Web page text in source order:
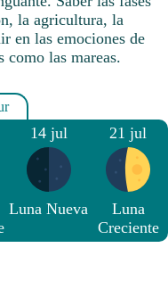
la agricultura, la
en las emociones de
como las mareas.
14 jul
Luna Nueva
21 jul
Luna
Creciente